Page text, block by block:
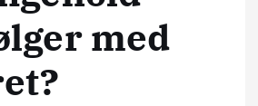
med